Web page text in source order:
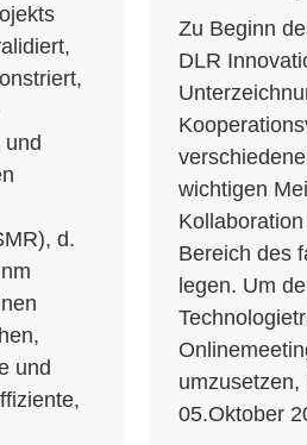
und
d.
und
Zu Beginn
DLR
wichtigen
Bereich des
legen. Um
umzusetzen,
05.Oktober